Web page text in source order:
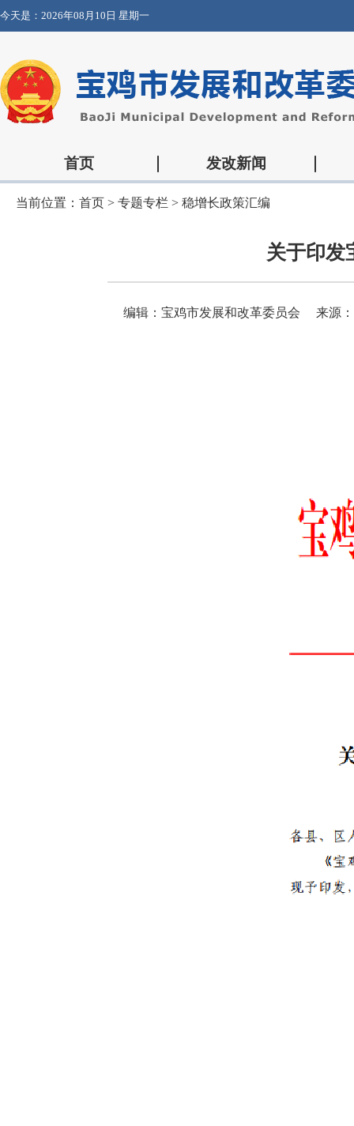
今天是： 2026年08月10日 星期一
首页 发改新闻
当前位置： 首页 > 专题专栏 > 稳增长政策汇编
关于印发
编辑：宝鸡市发展和改革委员会 来源